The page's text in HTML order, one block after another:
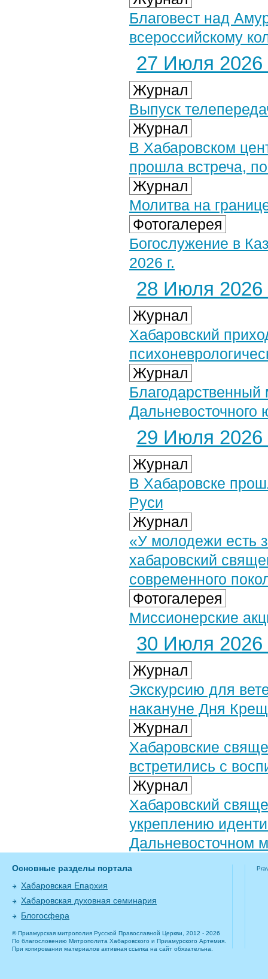
Благовест над
всероссийскому
27 Июля 2026
Журнал
Выпуск
Журнал
В Хабаровском
прошла встреча,
Журнал
Молитва на
Фотогалерея
Богослужение в
2026 г.
28 Июля 2026
Журнал
Хабаровский
Журнал
Благодарственный
Дальневосточного
29 Июля 2026
Журнал
В Хабаровске
Руси
Журнал
«У молодежи есть
хабаровский
современного
Фотогалерея
Миссионерские
30 Июля 2026
Журнал
Экскурсию для
накануне Дня
Журнал
Хабаровские
встретились с
Журнал
Хабаровский
укреплению
Дальневосточном
Основные разделы портала
Хабаровская Епархия
Хабаровская духовная семинария
Блогосфера
© Приамурская митрополия Русской Православной Церкви, 2012 - 2026
По благословению Митрополита Хабаровского и Приамурского Артемия.
При копировании материалов активная ссылка на сайт обязательна.